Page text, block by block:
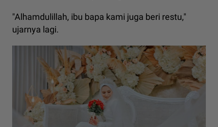
"Alhamdulillah, ibu bapa kami juga beri restu,"
ujarnya lagi.